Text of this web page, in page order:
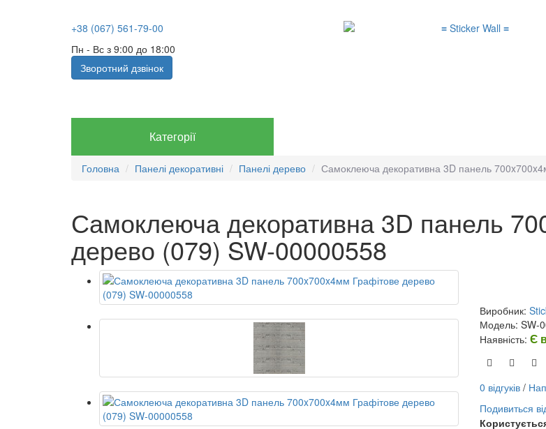
+38 (067) 561-79-00
Пн - Вс з 9:00 до 18:00
Зворотний дзвінок
Категорії
Головна Панелі декоративні Панелі дерево Самоклеюча декоративна 3D панель
Самоклеюча декоративна 3D панель
дерево (079) SW-00000558
Виробник:
Модель: SW-
Наявність: Є
0 відгуків /
Подивиться